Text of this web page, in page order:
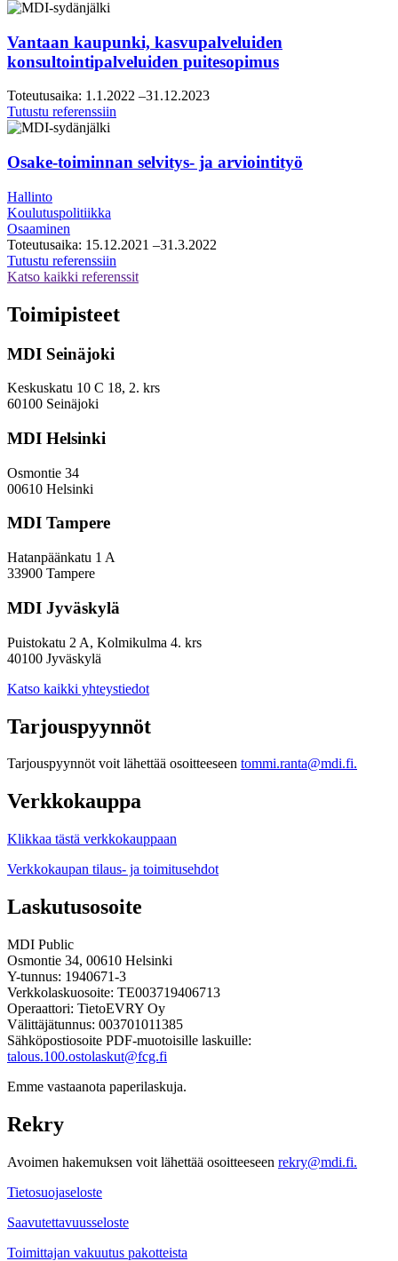
visio-
ja
tiekarttatyö
Vantaan kaupunki, kasvupalveluiden
konsultointipalveluiden puitesopimus
Toteutusaika: 1.1.2022 –31.12.2023
Tutustu referenssiin
konsultointipalveluiden
puitesopimus
Osake-toiminnan selvitys- ja arviointityö
Hallinto
Koulutuspolitiikka
Osaaminen
Toteutusaika: 15.12.2021 –31.3.2022
Tutustu referenssiin
toiminnan
ja
arviointityö
Katso kaikki referenssit
Toimipisteet
MDI Seinäjoki
Keskuskatu 10 C 18, 2. krs
60100 Seinäjoki
MDI Helsinki
Osmontie 34
00610 Helsinki
MDI Tampere
Hatanpäänkatu 1 A
33900 Tampere
MDI Jyväskylä
Puistokatu 2 A, Kolmikulma 4. krs
40100 Jyväskylä
Katso kaikki yhteystiedot
Tarjouspyynnöt
Tarjouspyynnöt voit lähettää osoitteeseen tommi.ranta@mdi.fi.
Verkkokauppa
Klikkaa tästä verkkokauppaan
Verkkokaupan tilaus- ja toimitusehdot
Laskutusosoite
MDI Public
Osmontie 34, 00610 Helsinki
Y-tunnus: 1940671-3
Verkkolaskuosoite: TE003719406713
Operaattori: TietoEVRY Oy
Välittäjätunnus: 003701011385
Sähköpostiosoite PDF-muotoisille laskuille:
talous.100.ostolaskut@fcg.fi
Emme vastaanota paperilaskuja.
Rekry
Avoimen hakemuksen voit lähettää osoitteeseen rekry@mdi.fi.
Tietosuojaseloste
Saavutettavuusseloste
Toimittajan vakuutus pakotteista